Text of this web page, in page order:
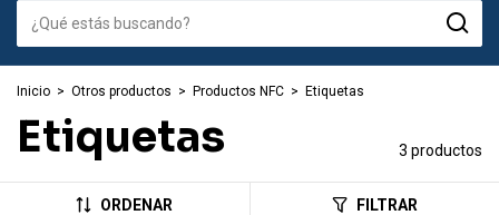
Inicio > Otros productos > Productos NFC > Etiquetas
Etiquetas 3 productos
ORDENAR FILTRAR